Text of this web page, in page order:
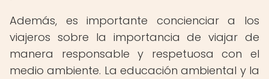
Además, es importante concienciar a los
viajeros sobre la importancia de viajar de
manera responsable y respetuosa con el
medio ambiente. La educación ambiental y la